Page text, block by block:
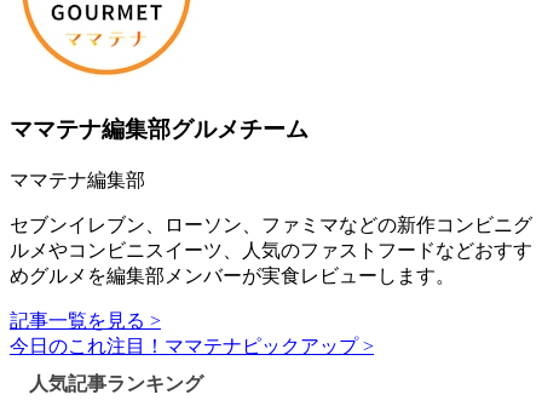
ママテナ編集部グルメチーム
ママテナ編集部
セブンイレブン、ローソン、ファミマなどの新作コンビニグ
ルメやコンビニスイーツ、人気のファストフードなどおすす
めグルメを編集部メンバーが実食レビューします。
記事一覧を見る >
今日のこれ注目！ママテナピックアップ >
人気記事ランキング